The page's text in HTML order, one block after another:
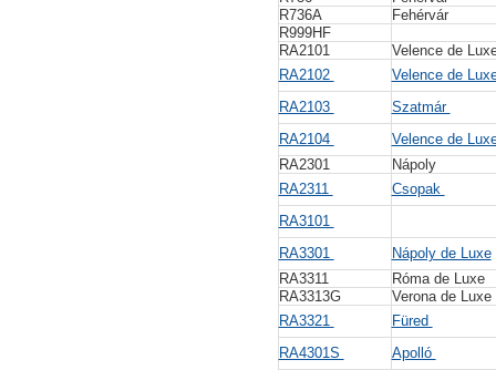
R736A
Fehérvár
R999HF
RA2101
Velence de
RA2102
Velence de
RA2103
Szatmár
RA2104
Velence de
RA2301
Nápoly
RA2311
Csopak
RA3101
RA3301
Nápoly de Luxe
RA3311
Róma de Luxe
RA3313G
Verona de Luxe
RA3321
Füred
RA4301S
Apolló